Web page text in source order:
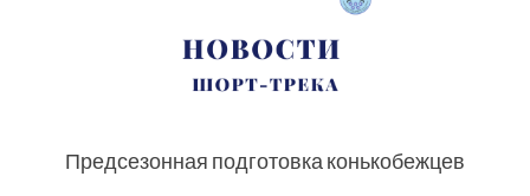
Предсезонная подготовка конькобежцев